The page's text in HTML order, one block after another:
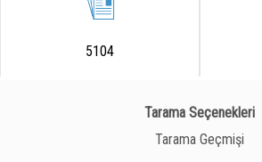
5104
Tarama Seçenekleri
Tarama Geçmişi